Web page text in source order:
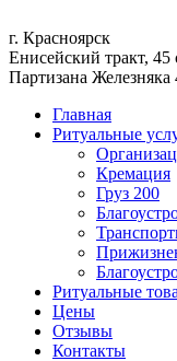
г. Красноярск
Енисейский тракт, 45
Партизана Железняка
Главная
Ритуальные
Кремация
Груз 200
Ритуальные
Цены
Отзывы
Контакты